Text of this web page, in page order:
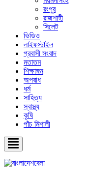
রংপুর
রাজশাহী
সিলেট
ভিডিও
লাইফস্টাইল
প্রবাসী সংবাদ
মতাতম
শিক্ষাঙ্গন
অপরাধ
ধর্ম
সাহিত্য
স্বাস্থ্য
কৃষি
পাঁচ মিশালী